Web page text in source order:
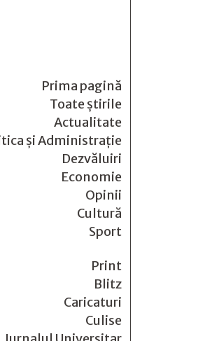
Prima pagină
Toate știrile
Actualitate
și Administrație
Dezvăluiri
Economie
Opinii
Cultură
Sport
Print
Blitz
Caricaturi
Culise